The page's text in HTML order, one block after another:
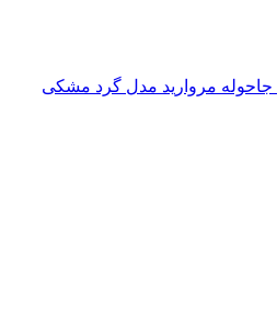
جاحوله مروارید مدل گرد مشکی